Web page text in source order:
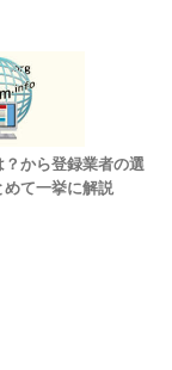
？から登録業者の選
めて一挙に解説